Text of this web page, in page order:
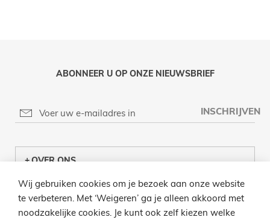
ABONNEER U OP ONZE NIEUWSBRIEF
INSCHRIJVEN
OVER ONS
KLANTENCENTRUM
INFO
Wij gebruiken cookies om je bezoek aan onze website
te verbeteren. Met ‘Weigeren’ ga je alleen akkoord met
noodzakelijke cookies. Je kunt ook zelf kiezen welke